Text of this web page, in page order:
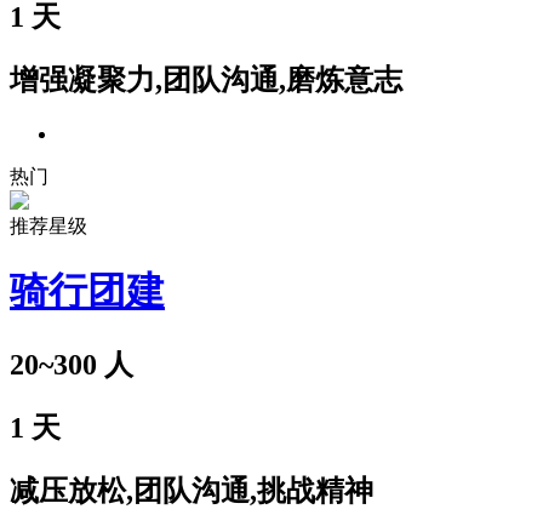
1 天
增强凝聚力,团队沟通,磨炼意志
热门
推荐星级
骑行团建
20~300 人
1 天
减压放松,团队沟通,挑战精神